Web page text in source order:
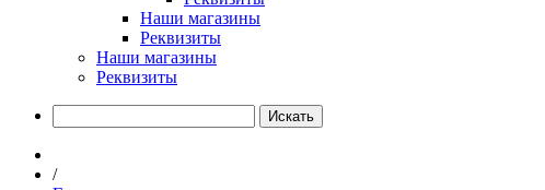
Наши магазины
Реквизиты
Наши магазины
Реквизиты
Искать
/